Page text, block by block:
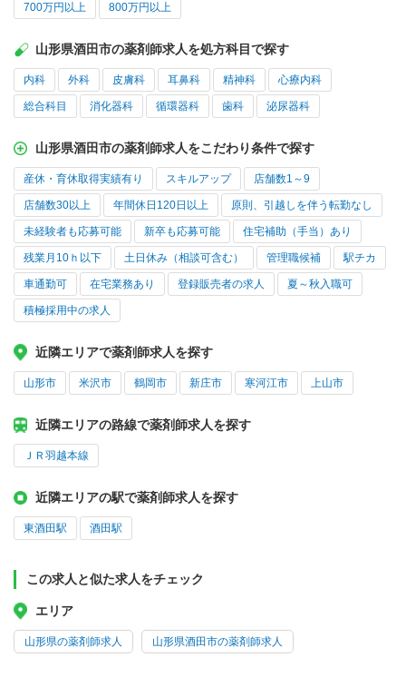
700万円以上 800万円以上
山形県酒田市の薬剤師求人を処方科目で探す
内科 外科 皮膚科 耳鼻科 精神科 心療内科
総合科目 消化器科 循環器科 歯科 泌尿器科
山形県酒田市の薬剤師求人をこだわり条件で探す
産休・育休取得実績有り スキルアップ 店舗数1～9
店舗数30以上 年間休日120日以上 原則、引越しを伴う転勤なし
未経験者も応募可能 新卒も応募可能 住宅補助（手当）あり
残業月10ｈ以下 土日休み（相談可含む） 管理職候補 駅チカ
車通勤可 在宅業務あり 登録販売者の求人 夏～秋入職可
積極採用中の求人
近隣エリアで薬剤師求人を探す
山形市 米沢市 鶴岡市 新庄市 寒河江市 上山市
近隣エリアの路線で薬剤師求人を探す
ＪＲ羽越本線
近隣エリアの駅で薬剤師求人を探す
東酒田駅 酒田駅
この求人と似た求人をチェック
エリア
山形県の薬剤師求人 山形県酒田市の薬剤師求人